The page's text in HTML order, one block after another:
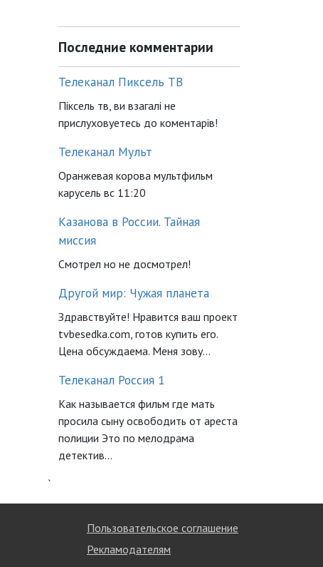
Последние комментарии
Телеканал Пиксель ТВ
Піксель тв, ви взагалі не
прислуховуетесь до коментарів!
Телеканал Мульт
Оранжевая корова мультфильм
карусель вс 11:20
Казанова в России. Тайная
миссия
Смотрел но не досмотрел!
Другой мир: Чужая планета
Здравствуйте! Нравится ваш проект
tvbesedka.com, готов купить его.
Цена обсуждаема. Меня зову...
Телеканал Россия 1
Как называется фильм где мать
просила сыну освободить от ареста
полиции Это по мелодрама
детектив...
`
Пользовательское соглашение
Рекламодателям